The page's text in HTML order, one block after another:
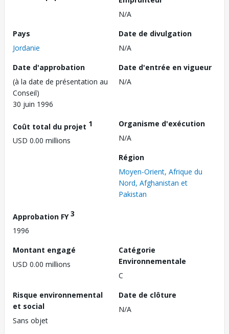
N/A
Pays
Jordanie
Date de divulgation
N/A
Date d'approbation
(à la date de présentation au
Conseil)
30 juin 1996
Date d'entrée en vigueur
N/A
Coût total du projet 1
USD 0.00 millions
Organisme d'exécution
N/A
Région
Moyen-Orient, Afrique du
Nord, Afghanistan et
Pakistan
Approbation FY3
1996
Montant engagé
USD 0.00 millions
Catégorie
Environnementale
C
Risque environnemental
et social
Sans objet
Date de clôture
N/A